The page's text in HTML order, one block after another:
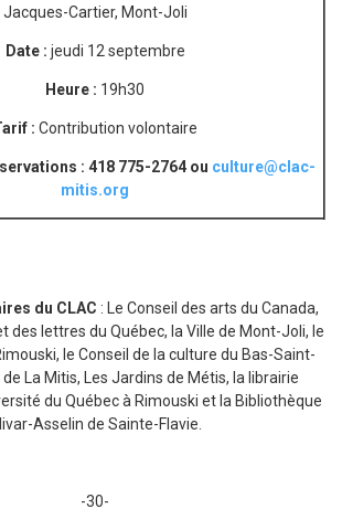
Jacques-Cartier, Mont-Joli
Date : jeudi 12 septembre
Heure : 19h30
: Contribution volontaire
: 418 775-2764 ou culture@clac-
mitis.org
du CLAC : Le Conseil des arts du Canada,
des lettres du Québec, la Ville de Mont-Joli, le
le Conseil de la culture du Bas-Saint-
de La Mitis, Les Jardins de Métis, la librairie
du Québec à Rimouski et la Bibliothèque
Asselin de Sainte-Flavie.
-30-